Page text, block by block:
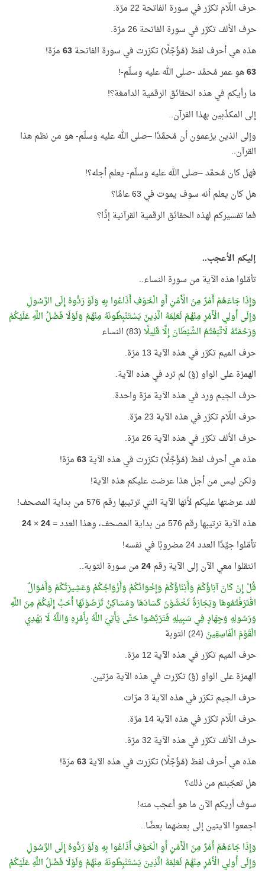
حرف اللّام تكرّر في سورة الفاتحة 22 مرّة.
حرف الألف تكرّر في سورة الفاتحة 26 مرّة.
هذه هي أحرف لفظ (مُؤَجَّلًا) تكرّرت في سورة الفاتحة63مرّة!
63هو عمر مُحمَّد -صلى الله عليه وسلّم-!
ما رأيكم في هذه الحقائق الرقمية الدامغة؟!
إلى المكذّبين بهذا القرآن..
وإلى الذين يزعمون أن مُحمَّدًا –صلى الله عليه وسلّم- هو من نظم هذا
القرآن..
فهل كان مُحمَّد –صلى الله عليه وسلّم- يعلم أجله؟!
هل كان يعلم أنه سوف يموت في 63 عامًا؟
فما تفسيركم لهذه الحقائق الرقمية القرآنية إذًا؟
إليكم الأعجب..
تأمّلوا هذه الآية من سورة النساء..
وَإِذَا جَاءَهُمْ أَمْرٌ مِنَ الْأَمْنِ أَوِ الْخَوْفِ أَذَاعُوا بِهِ وَلَوْ رَدُّوهُ إِلَى الرَّسُولِ
وَإِلَى أُولِي الْأَمْرِ مِنْهُمْ لَعَلِمَهُ الَّذِينَ يَسْتَنْبِطُونَهُ مِنْهُمْ وَلَوْلَا فَضْلُ اللَّهِ عَلَيْكُمْ
وَرَحْمَتُهُ لَاتَّبَعْتُمُ الشَّيْطَانَ إِلَّا قَلِيلًا(83) النساء
حرف الميم تكرّر في هذه الآية 13 مرّة.
الهمزة على الواو (ؤ) لم ترد في هذه الآية.
حرف الجيم ورد في هذه الآية مرّة واحدة.
حرف اللّام تكرّر في هذه الآية 23 مرّة.
حرف الألف تكرّر في هذه الآية 26 مرّة.
هذه هي أحرف لفظ (مُؤَجَّلًا) تكرّرت في هذه الآية63مرّة!
ولكن ليس من أجل هذا عرضت عليكم هذه الآية!
لقد عرضتها عليكم لأنها الآية التي ترتيبها رقم 576 من بداية المصحف!
هذه الآية ترتيبها رقم 576 من بداية المصحف، وهذا العدد =
24
×
24
تأمّلوا جيِّدًا العدد 24 مضروبًا في نفسه!
انتقلوا معي الآن إلى الآية رقم24من سورة التوبة..
قُلْ إِنْ كَانَ آبَاؤُكُمْ وَأَبْنَاؤُكُمْ وَإِخْوَانُكُمْ وَأَزْوَاجُكُمْ وَعَشِيرَتُكُمْ وَأَمْوَالٌ
اقْتَرَفْتُمُوهَا وَتِجَارَةٌ تَخْشَوْنَ كَسَادَهَا وَمَسَاكِنُ تَرْضَوْنَهَا أَحَبَّ إِلَيْكُمْ مِنَ اللَّهِ
وَرَسُولِهِ وَجِهَادٍ فِي سَبِيلِهِ فَتَرَبَّصُوا حَتَّى يَأْتِيَ اللَّهُ بِأَمْرِهِ وَاللَّهُ لَا يَهْدِي
الْقَوْمَ الْفَاسِقِينَ (24) التوبة
حرف الميم تكرّر في هذه الآية 12 مرّة.
الهمزة على الواو (ؤ) تكرّرت في هذه الآية مرّتين.
حرف الجيم تكرّر في هذه الآية 3 مرّات.
حرف اللّام تكرّر في هذه الآية 14 مرّة.
حرف الألف تكرّر في هذه الآية 32 مرّة.
هذه هي أحرف لفظ (مُؤَجَّلًا) تكرّرت في هذه الآية63مرّة!
هل تعجّبتم من ذلك؟
سوف أريكم الآن ما هو أعجب منه!
اجمعوا الآيتين إلى بعضهما بعضًا..
وَإِذَا جَاءَهُمْ أَمْرٌ مِنَ الْأَمْنِ أَوِ الْخَوْفِ أَذَاعُوا بِهِ وَلَوْ رَدُّوهُ إِلَى الرَّسُولِ
وَإِلَى أُولِي الْأَمْرِ مِنْهُمْ لَعَلِمَهُ الَّذِينَ يَسْتَنْبِطُونَهُ مِنْهُمْ وَلَوْلَا فَضْلُ اللَّهِ عَلَيْكُمْ